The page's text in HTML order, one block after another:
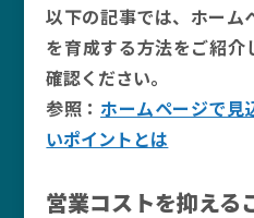
以下の記事では、ホーム
を育成する方法をご紹介
確認ください。
参照：ホームページで見
いポイントとは
営業コストを抑える